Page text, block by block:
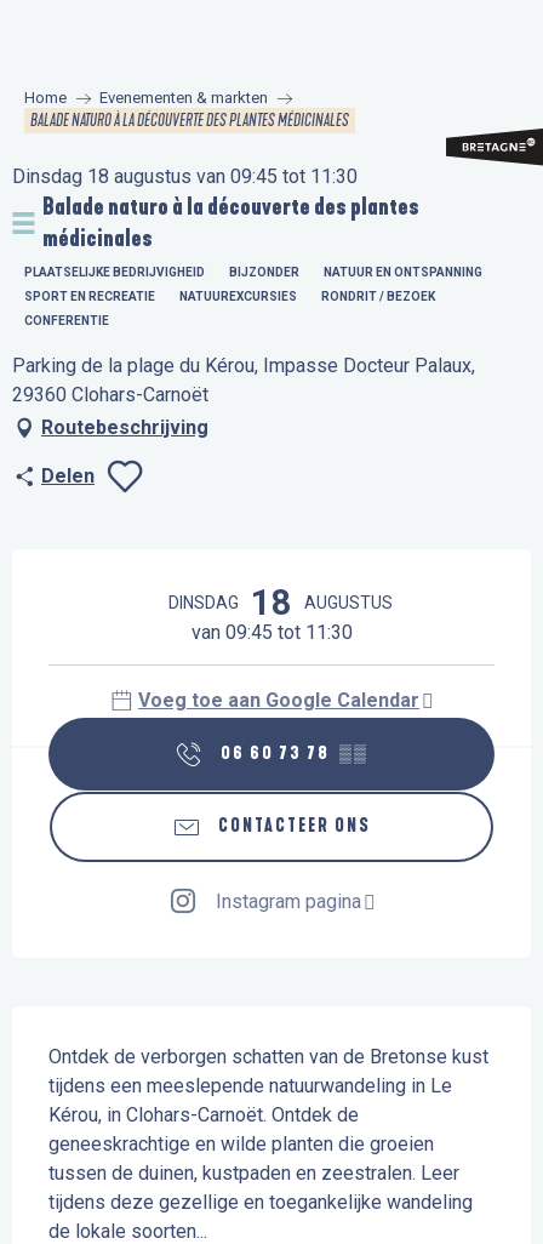
principal
Home Evenementen & markten
BALADE NATURO À LA DÉCOUVERTE DES PLANTES MÉDICINALES
Dinsdag 18 augustus van 09:45 tot 11:30
Balade naturo à la découverte des plantes
médicinales
PLAATSELIJKE BEDRIJVIGHEID BIJZONDER
NATUUR EN ONTSPANNING
SPORT EN RECREATIE
NATUUREXCURSIES
RONDRIT / BEZOEK
CONFERENTIE
Parking de la plage du Kérou, Impasse Docteur Palaux,
29360 Clohars-Carnoët
Routebeschrijving
Delen
DINSDAG 18 AUGUSTUS
van 09:45 tot 11:30
Voeg toe aan Google Calendar
06 60 73 78 ▒▒
CONTACTEER ONS
Instagram pagina
Ontdek de verborgen schatten van de Bretonse kust
tijdens een meeslepende natuurwandeling in Le
Kérou, in Clohars-Carnoët. Ontdek de
geneeskrachtige en wilde planten die groeien
tussen de duinen, kustpaden en zeestralen. Leer
tijdens deze gezellige en toegankelijke wandeling
de lokale soorten...